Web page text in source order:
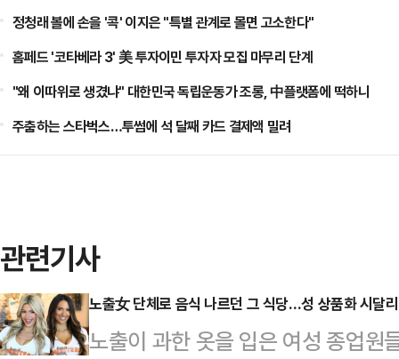
정청래 볼에 손을 '콕' 이지은 "특별 관계로 몰면 고소한다"
홈페드 '코타베라 3' 美 투자이민 투자자 모집 마무리 단계
"왜 이따위로 생겼냐" 대한민국 독립운동가 조롱, 中플랫폼에 떡하니
주춤하는 스타벅스…투썸에 석 달째 카드 결제액 밀려
관련기사
노출女 단체로 음식 나르던 그 식당…성 상품화 시달
노출이 과한 옷을 입은 여성 종업원